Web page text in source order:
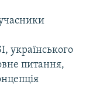
українського
питання,